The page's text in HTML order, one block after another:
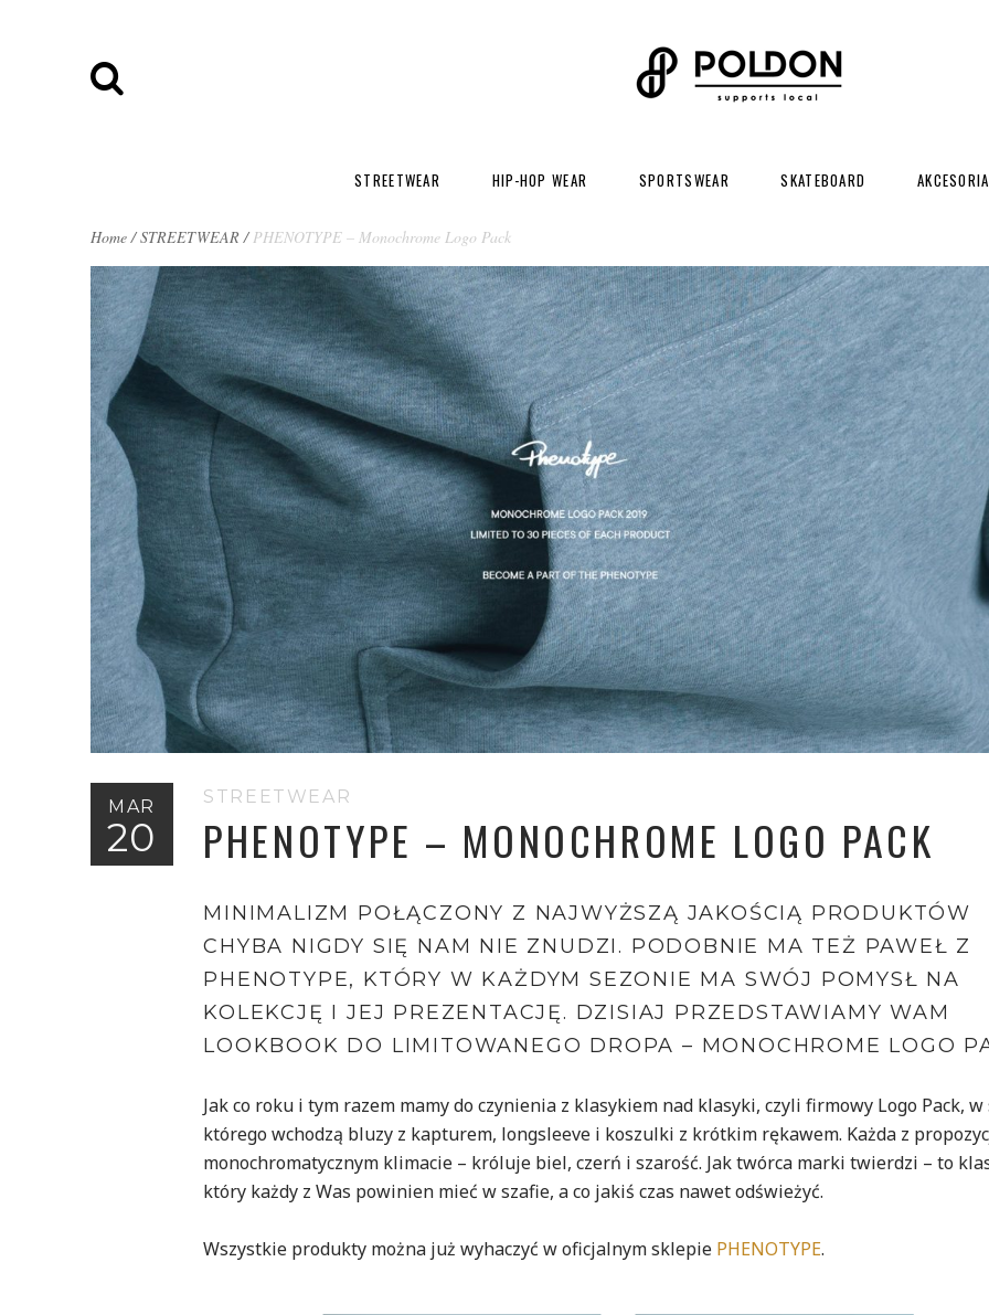
STREETWEAR HIP-HOP WEAR SPORTSWEAR SKATEBOARD AKCESORIA
BREADCRUMBS
NAVIGATION
Home/ STREETWEAR/ PHENOTYPE – Monochrome Logo Pack
MAR
20
STREETWEAR
PHENOTYPE – MONOCHROME LOGO PACK
MINIMALIZM POŁĄCZONY Z NAJWYŻSZĄ JAKOŚCIĄ PRODUKTÓW
CHYBA NIGDY SIĘ NAM NIE ZNUDZI. PODOBNIE MA TEŻ PAWEŁ Z
PHENOTYPE, KTÓRY W KAŻDYM SEZONIE MA SWÓJ POMYSŁ NA
KOLEKCJĘ I JEJ PREZENTACJĘ. DZISIAJ PRZEDSTAWIAMY WAM
LOOKBOOK DO LIMITOWANEGO DROPA – MONOCHROME LOGO
Jak co roku i tym razem mamy do czynienia z klasykiem nad klasyki, czyli firmowy Logo Pack, w
którego wchodzą bluzy z kapturem, longsleeve i koszulki z krótkim rękawem. Każda z
monochromatycznym klimacie – króluje biel, czerń i szarość. Jak twórca marki twierdzi – to
który każdy z Was powinien mieć w szafie, a co jakiś czas nawet odświeżyć.
Wszystkie produkty można już wyhaczyć w oficjalnym sklepie PHENOTYPE.